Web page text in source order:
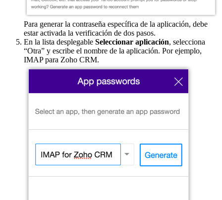
Para generar la contraseña específica de la aplicación, debe
estar activada la verificación de dos pasos.
En la lista desplegable Seleccionar aplicación, selecciona
“Otra” y escribe el nombre de la aplicación. Por ejemplo,
IMAP para Zoho CRM.